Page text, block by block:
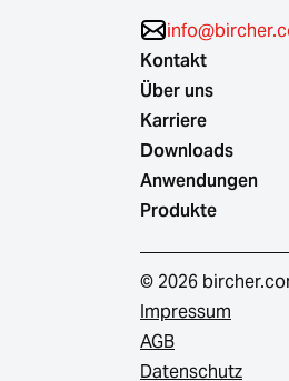
Kontakt
Über uns
Karriere
Downloads
Anwendungen
Produkte
© 2026
Impressum
AGB
Datenschutz